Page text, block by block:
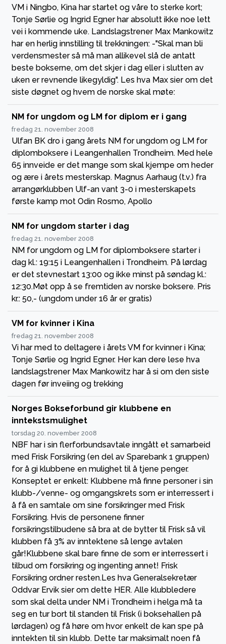
VM i Ningbo, Kina har startet og våre to sterke kort;
Tonje Sørlie og Ingrid Egner har absolutt ikke noe lett
vei i kommende uke. Landslagstrener Max Mankowitz
har en herlig innstilling til trekkningen: -"Skal man bli
verdensmester så må man allikevel slå de antatt
beste bokserne, om det skjer i dag eller i slutten av
uken er revnende likegyldig". Les hva Max sier om det
siste døgnet og hvem de norske skal møte:
NM for ungdom og LM for diplom er i gang
fredag 21. november 2008
Ulfan BK dro i gang årets NM for ungdom og LM for
diplomboksere i Leangenhallen Trondheim. Med hele
65 innveide er det mange som skal kjempe om heder
og ære i årets mesterskap. Magnus Aarhaug (t.v.) fra
arrangørklubben Ulf-an vant 3-0 i mesterskapets
første kamp mot Odin Rosmo, Apollo
NM for ungdom starter i dag
fredag 21. november 2008
NM for ungdom og LM for diplomboksere starter i
dag kl.: 19:15 i Leangenhallen i Trondheim. På lørdag
er det stevnestart 13:00 og ikke minst på søndag kl.:
12:30.Møt opp å se fremtiden av norske boksere. Pris
kr.: 50,- (ungdom under 16 år er gratis)
VM for kvinner i Kina
fredag 21. november 2008
Vi har med to deltagere i årets VM for kvinner i Kina;
Tonje Sørlie og Ingrid Egner. Her kan dere lese hva
landslagstrener Max Mankowitz har å si om den siste
dagen før inveiing og trekking
Norges Bokseforbund gir klubbene en
inntekstsmulighet
torsdag 20. november 2008
NBF har i sin flerforbundsavtale inngått et samarbeid
med Frisk Forsikring (en del av Sparebank 1 gruppen)
for å gi klubbene en mulighet til å tjene penger.
Konseptet er enkelt: Klubbene må finne personer i sin
klubb-/venne- og omgangskrets som er interressert i
å få en samtale om sine forsikringer med Frisk
Forsikring. Hvis de personene finner
forsikringstilbudene så bra at de bytter til Frisk så vil
klubben få 3% av inntektene så lenge avtalen
går!Klubbene skal bare finne de som er interressert i
tilbud om forsikring og ingenting annet! Frisk
Forsikring ordner resten.Les hva Generalsekretær
Oddvar Ervik sier om dette HER. Alle klubbledere
som skal delta under NM i Trondheim i helga må ta
seg en tur bort til standen til Frisk (i boksehallen på
lørdagen) og få høre om hvor enkelt de kan spe på
inntekten til sin klubb. Dette tar maksimalt noen få